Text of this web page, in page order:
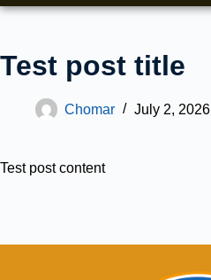
Test post title
Chomar July 2, 2026
Test post content